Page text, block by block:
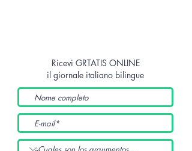
Ricevi GRTATIS ONLINE
il giornale italiano bilingue